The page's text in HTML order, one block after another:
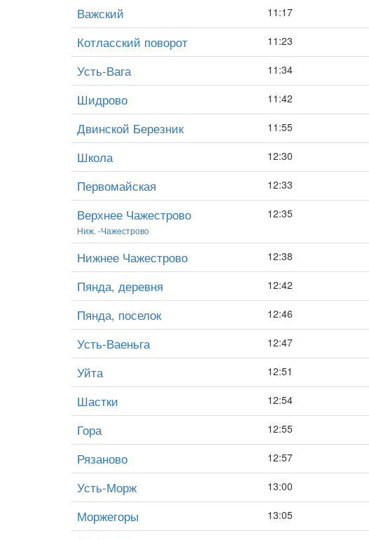
Важский 11:17
Котласский поворот 11:23
Усть-Вага 11:34
Шидрово 11:42
Двинской Березник 11:55
Школа 12:30
Первомайская 12:33
Верхнее Чажестрово
Ниж. -Чажестрово
12:35
Нижнее Чажестрово 12:38
Пянда, деревня 12:42
Пянда, поселок 12:46
Усть-Ваеньга 12:47
Уйта 12:51
Шастки 12:54
Гора 12:55
Рязаново 12:57
Усть-Морж 13:00
Моржегоры 13:05